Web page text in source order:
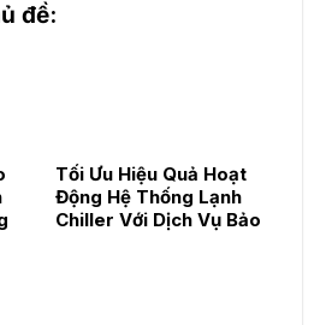
đề:
Tối Ưu Hiệu Quả Hoạt
Động Hệ Thống Lạnh
Chiller Với Dịch Vụ Bảo